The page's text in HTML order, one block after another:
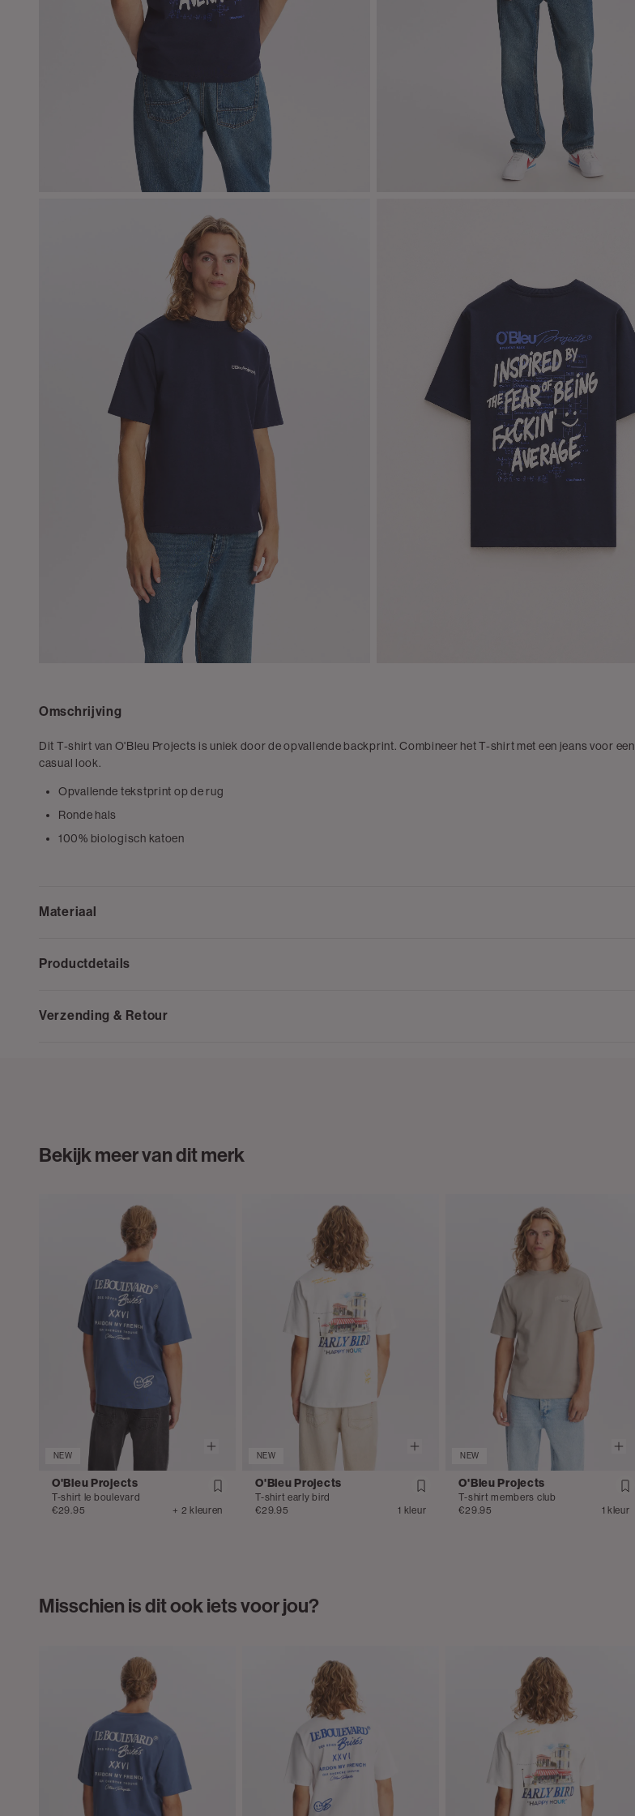
Omschrijving
Dit T-shirt van O'Bleu Projects is uniek door de opvallende backprint. Combineer het T-shirt met een jeans voor een
casual look.
Opvallende tekstprint op de rug
Ronde hals
100% biologisch katoen
Materiaal
Productdetails
Verzending & Retour
Bekijk meer van dit merk
NEW
O'Bleu Projects
T-shirt le boulevard
€29.95
+ 2 kleuren
NEW
O'Bleu Projects
T-shirt early bird
€29.95
1 kleur
NEW
O'Bleu Projects
T-shirt members club
€29.95
1 kleur
Misschien is dit ook iets voor jou?